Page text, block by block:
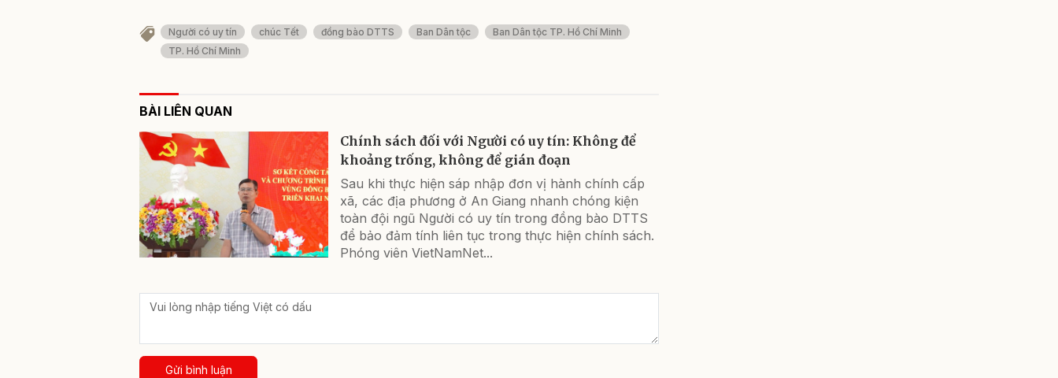
Người có uy tín chúc Tết đồng bào DTTS Ban Dân tộc
Ban Dân tộc TP. Hồ Chí Minh
TP. Hồ Chí Minh
BÀI LIÊN QUAN
Chính sách đối với Người có uy tín: Không để
khoảng trống, không để gián đoạn
Sau khi thực hiện sáp nhập đơn vị hành chính cấp
xã, các địa phương ở An Giang nhanh chóng kiện
toàn đội ngũ Người có uy tín trong đồng bào DTTS
để bảo đảm tính liên tục trong thực hiện chính sách.
Phóng viên VietNamNet...
Gửi bình luận